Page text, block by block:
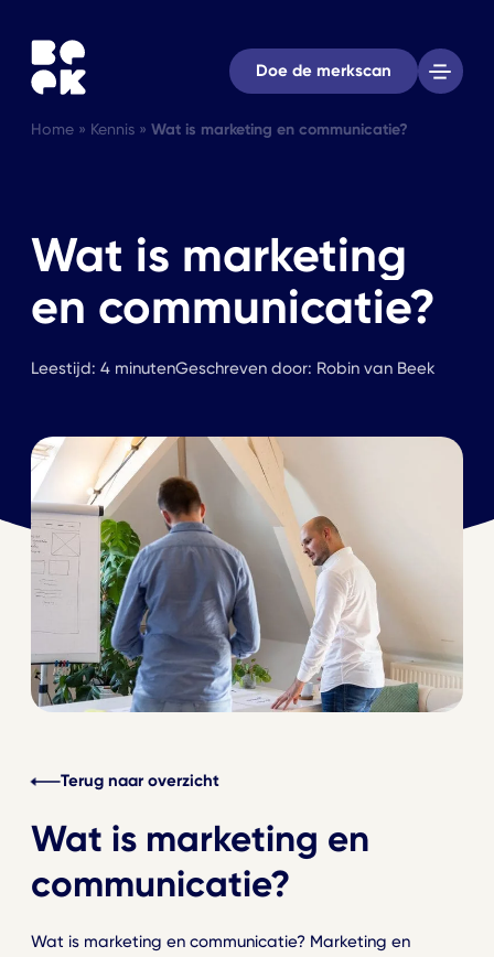
Doe de merkscan
Home » Kennis » Wat is marketing en communicatie?
Wat is marketing
en communicatie?
Leestijd: 4 minutenGeschreven door: Robin van Beek
Terug naar overzicht
Wat is marketing en
communicatie?
Wat is marketing en communicatie? Marketing en